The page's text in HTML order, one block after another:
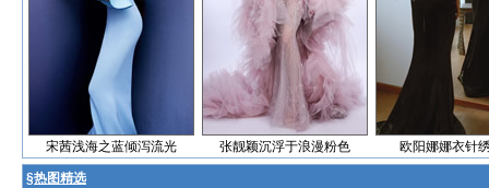
宋茜浅海之蓝倾泻流光 张靓颖沉浮于浪漫粉色 欧阳娜娜衣针
§热图精选